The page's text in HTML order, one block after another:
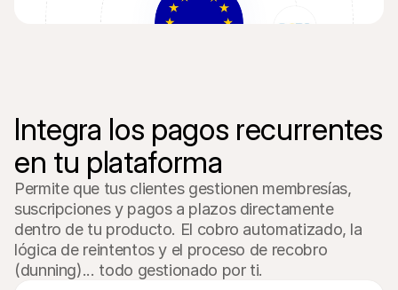
Integra los pagos recurrentes
en tu plataforma
Permite que tus clientes gestionen membresías,
suscripciones y pagos a plazos directamente
dentro de tu producto. El cobro automatizado, la
lógica de reintentos y el proceso de recobro
(dunning)... todo gestionado por ti.